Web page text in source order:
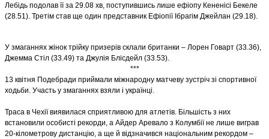
Лебідь подолав її за 29.08 хв, поступившись лише ефіопу Кененісі Бекеле
(28.51). Третім став ще один представник Ефіопії Ібрагім Джейлан (29.18).
У змаганнях жінок трійку призерів склали британки – Лорен Говарт (33.36),
Джемма Стіл (33.49) та Джулія Блісдейл (33.53).
***
13 квітня Подебради приймали міжнародну матчеву зустріч зі спортивної
ходьби. Участь у змаганнях взяли і українці.
Траса в Чехії виявилася сприятливою для атлетів. Більшість з них
встановили особисті рекорди, а Айдер Аревало з Колумбії не лише виграв
20-кілометрову дистанцію, а ще й відзначився національним рекордом –